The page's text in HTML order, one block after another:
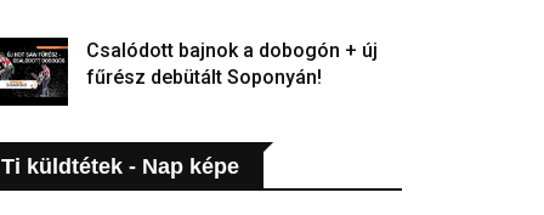
Csalódott bajnok a dobogón + új
fűrész debütált Soponyán!
Ti küldtétek - Nap képe